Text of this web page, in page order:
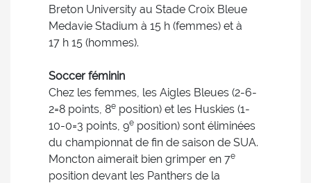
Breton University au Stade Croix Bleue
Medavie Stadium à 15 h (femmes) et à
17 h 15 (hommes).
Soccer féminin
Chez les femmes, les Aigles Bleues (2-6-
2=8 points, 8e position) et les Huskies (1-
10-0=3 points, 9e position) sont éliminées
du championnat de fin de saison de SUA.
Moncton aimerait bien grimper en 7e
position devant les Panthers de la